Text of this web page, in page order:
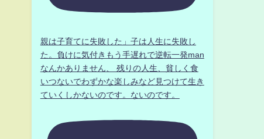
親は子育てに失敗した」子は人生に失敗し
た。負けに気付きもう手遅れで逆転一発man
なんかありません、 残りの人生、貧しく食
いつないでわずかな楽しみなど見つけて生き
ていくしかないのです。ないのです。